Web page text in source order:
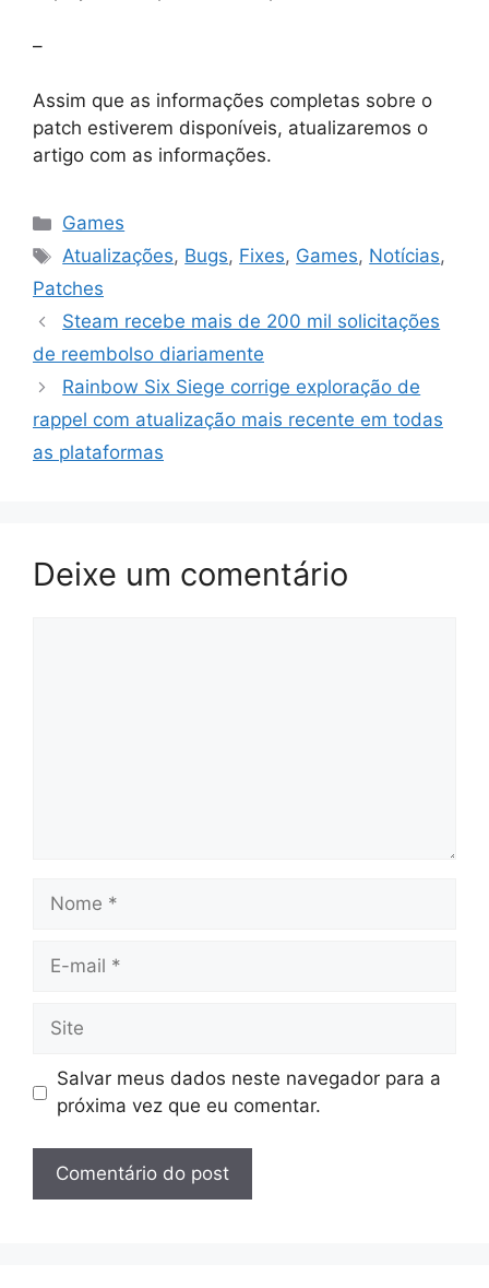
–
Assim que as informações completas sobre o
patch estiverem disponíveis, atualizaremos o
artigo com as informações.
Categorias
Games
Tags
Atualizações, Bugs, Fixes, Games, Notícias,
Patches
Steam recebe mais de 200 mil solicitações
de reembolso diariamente
Rainbow Six Siege corrige exploração de
rappel com atualização mais recente em todas
as plataformas
Deixe um comentário
Nome
Site
Salvar meus dados neste navegador para a
próxima vez que eu comentar.